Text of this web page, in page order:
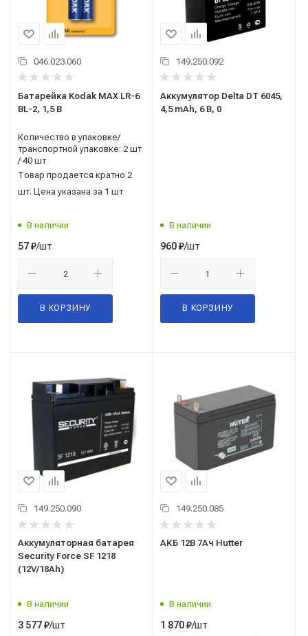
046.023.060
Батарейка Kodak MAX LR-6
BL-2, 1,5 В
Количество в упаковке/
транспортной упаковке: 2 шт
/ 40 шт
Товар продается кратно 2
шт. Цена указана за 1 шт
В наличии
57₽/шт
В КОРЗИНУ
149.250.092
Аккумулятор Delta DT 6045,
4,5 mAh, 6 В, 0
В наличии
960₽/шт
В КОРЗИНУ
149.250.090
Аккумуляторная батарея
Security Force SF 1218
(12V/18Ah)
В наличии
3 577₽/шт
149.250.085
АКБ 12В 7Ач Hutter
В наличии
1 870₽/шт